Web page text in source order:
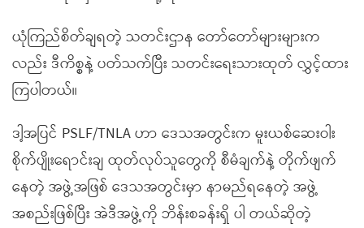
ယုံကြည်စိတ်ချရတဲ့ သတင်းဌာန တော်တော်များများက
လည်း ဒီကိစ္စနဲ့ ပတ်သက်ပြီး သတင်းရေးသားထုတ် လွှင့်ထား
ကြပါတယ်။
ဒါ့အပြင် PSLF/TNLA ဟာ ဒေသအတွင်းက မူးယစ်ဆေးဝါး
စိုက်ပျိုးရောင်းချ ထုတ်လုပ်သူတွေကို စီမံချက်နဲ့ တိုက်ဖျက်
နေတဲ့ အဖွဲ့အဖြစ် ဒေသအတွင်းမှာ နာမည်ရနေတဲ့ အဖွဲ့
အစည်းဖြစ်ပြီး အဲဒီအဖွဲ့ကို ဘိန်းစခန်းရှိ ပါ တယ်ဆိုတဲ့